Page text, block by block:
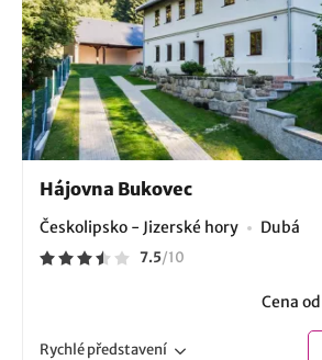
Hájovna Bukovec
Českolipsko - Jizerské hory Dubá
7.5/10
Cena od
Rychlépředstavení